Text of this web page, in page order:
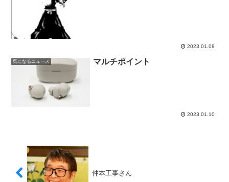
2023.01.08
気になるニュース マルチポイント
2023.01.10
仲本工事さん